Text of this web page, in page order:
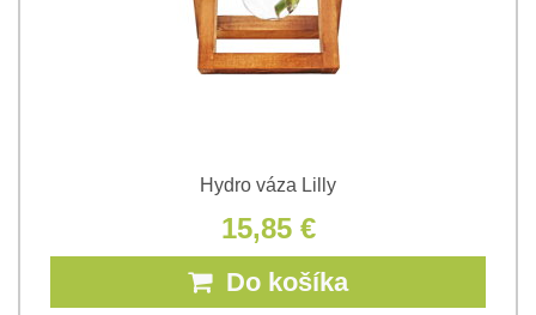
Hydro váza Lilly
15,85 €
Do košíka